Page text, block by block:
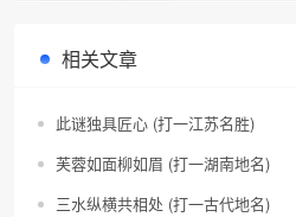
相关文章
此谜独具匠心 (打一江苏名胜)
芙蓉如面柳如眉 (打一湖南地名)
三水纵横共相处 (打一古代地名)